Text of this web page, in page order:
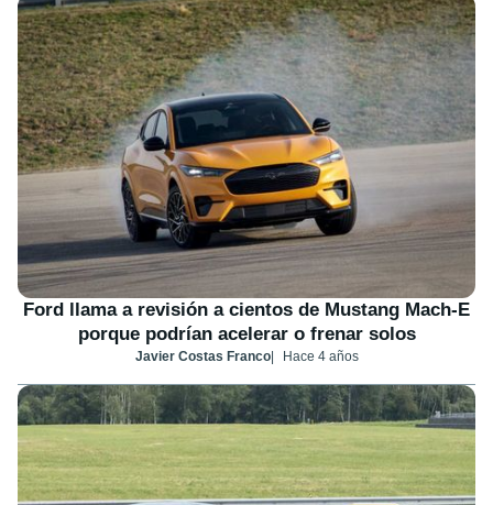
Ford llama a revisión a cientos de Mustang Mach-E
porque podrían acelerar o frenar solos
Javier Costas Franco Hace 4 años